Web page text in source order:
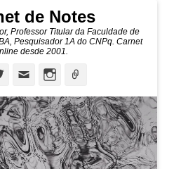
de Notes
Professor Titular da Faculdade de
Pesquisador 1A do CNPq. Carnet
desde 2001.
TwitterEmail Instagram